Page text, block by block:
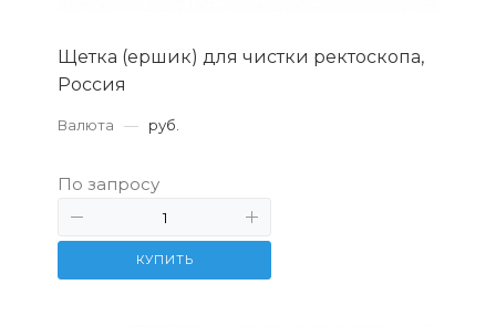
Щетка (ершик) для чистки ректоскопа,
Россия
Валюта — руб.
По запросу
КУПИТЬ